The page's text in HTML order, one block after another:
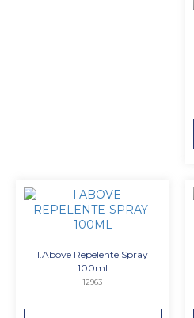
I.Above Repelente Spray
100ml
12963